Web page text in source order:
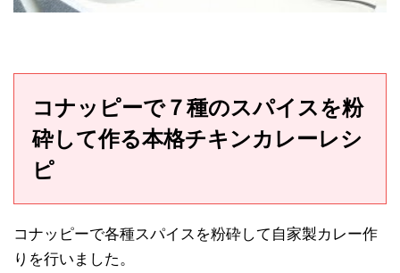
コナッピーで７種のスパイスを粉
砕して作る本格チキンカレーレシ
ピ
コナッピーで各種スパイスを粉砕して自家製カレー作
りを行いました。